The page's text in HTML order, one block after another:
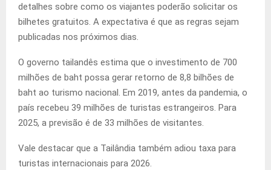
detalhes sobre como os viajantes poderão solicitar os
bilhetes gratuitos. A expectativa é que as regras sejam
publicadas nos próximos dias.
O governo tailandês estima que o investimento de 700
milhões de baht possa gerar retorno de 8,8 bilhões de
baht ao turismo nacional. Em 2019, antes da pandemia, o
país recebeu 39 milhões de turistas estrangeiros. Para
2025, a previsão é de 33 milhões de visitantes.
Vale destacar que a Tailândia também adiou taxa para
turistas internacionais para 2026.